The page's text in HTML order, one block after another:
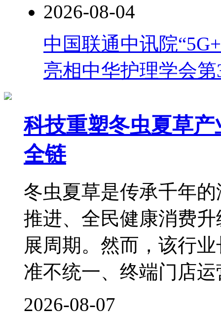
2026-08-04
中国联通中讯院
亮相中华护理学会
科技重塑冬虫夏草
全链
冬虫夏草是传承千年
推进、全民健康消费
展周期。然而，该行
准不统一、终端门店运
2026-08-07